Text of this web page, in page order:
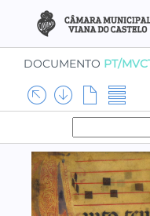
DOCUMENTO PT/